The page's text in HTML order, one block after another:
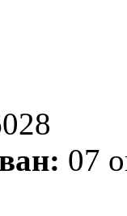
07